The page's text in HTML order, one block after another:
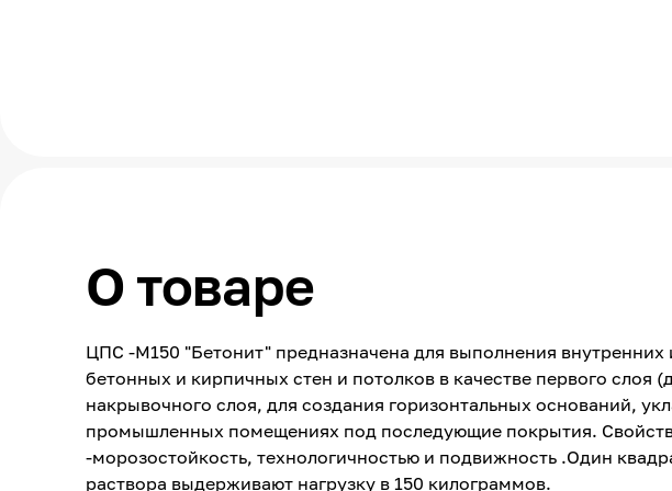
О товаре
ЦПС -М150 "Бетонит" предназначена для выполнения
бетонных и кирпичных стен и потолков в качестве первого слоя
накрывочного слоя, для создания горизонтальных оснований,
промышленных помещениях под последующие покрытия.
-морозостойкость, технологичностью и подвижность .Один
раствора выдерживают нагрузку в 150 килограммов.